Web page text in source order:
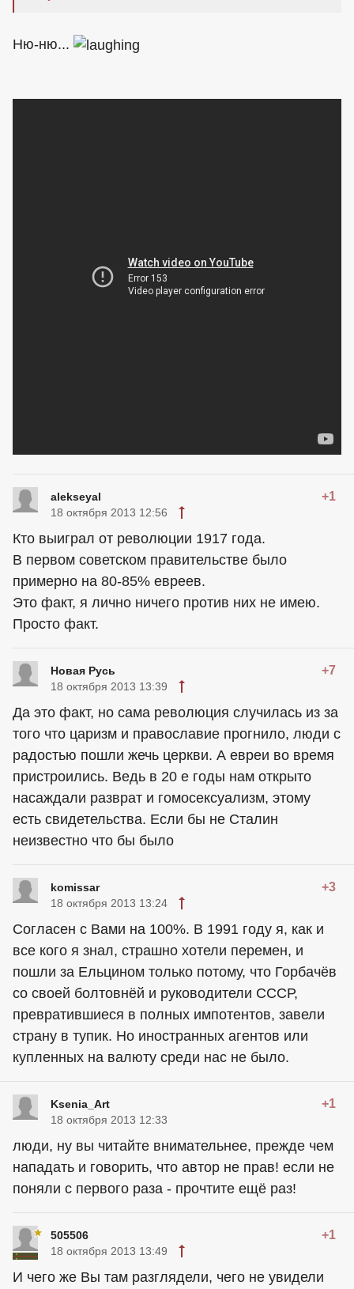
Ню-ню...
alekseyal +1
18 октября 2013 12:56
Кто выиграл от революции 1917 года.
В первом советском правительстве было
примерно на 80-85% евреев.
Это факт, я лично ничего против них не имею.
Просто факт.
Новая Русь +7
18 октября 2013 13:39
Да это факт, но сама революция случилась из за
того что царизм и православие прогнило, люди с
радостью пошли жечь церкви. А евреи во время
пристроились. Ведь в 20 е годы нам открыто
насаждали разврат и гомосексуализм, этому
есть свидетельства. Если бы не Сталин
неизвестно что бы было
komissar +3
18 октября 2013 13:24
Согласен с Вами на 100%. В 1991 году я, как и
все кого я знал, страшно хотели перемен, и
пошли за Ельцином только потому, что Горбачёв
со своей болтовнёй и руководители СССР,
превратившиеся в полных импотентов, завели
страну в тупик. Но иностранных агентов или
купленных на валюту среди нас не было.
Ksenia_Art +1
18 октября 2013 12:33
люди, ну вы читайте внимательнее, прежде чем
нападать и говорить, что автор не прав! если не
поняли с первого раза - прочтите ещё раз!
505506 +1
18 октября 2013 13:49
И чего же Вы там разглядели, чего не увидели